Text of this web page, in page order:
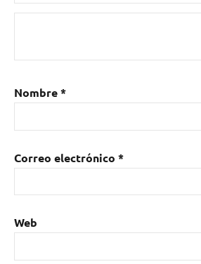
Nombre*
Correo electrónico *
Web